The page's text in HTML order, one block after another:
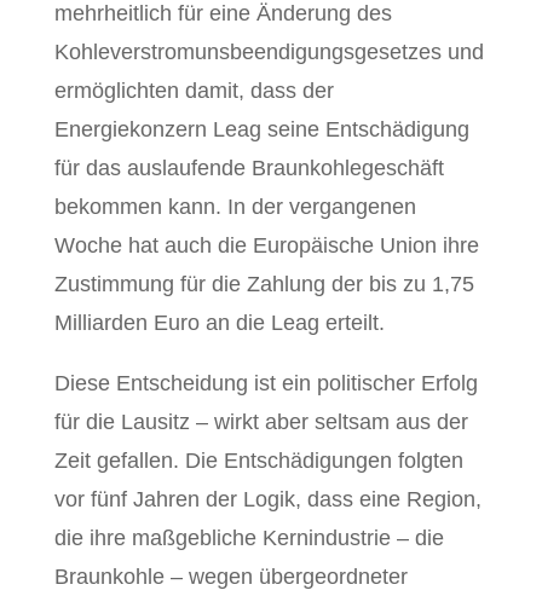
mehrheitlich für eine Änderung des
Kohleverstromunsbeendigungsgesetzes und
ermöglichten damit, dass der
Energiekonzern Leag seine Entschädigung
für das auslaufende Braunkohlegeschäft
bekommen kann. In der vergangenen
Woche hat auch die Europäische Union ihre
Zustimmung für die Zahlung der bis zu 1,75
Milliarden Euro an die Leag erteilt.
Diese Entscheidung ist ein politischer Erfolg
für die Lausitz – wirkt aber seltsam aus der
Zeit gefallen. Die Entschädigungen folgten
vor fünf Jahren der Logik, dass eine Region,
die ihre maßgebliche Kernindustrie – die
Braunkohle – wegen übergeordneter